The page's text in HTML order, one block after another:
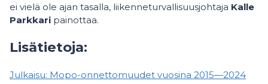
ei vielä ole ajan tasalla, liikenneturvallisuusjohtaja Kalle
Parkkari painottaa.
Lisätietoja:
Julkaisu: Mopo-onnettomuudet vuosina 2015—2024